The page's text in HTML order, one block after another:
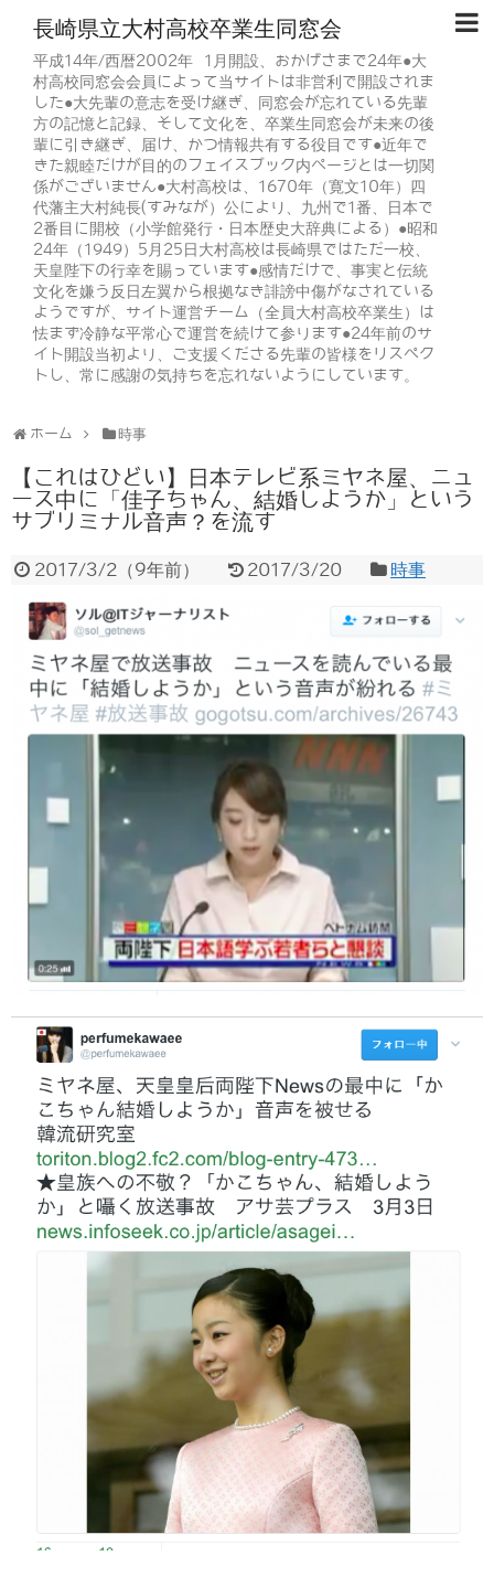
長崎県立大村高校卒業生同窓会
平成14年/西暦2002年 1月開設、おかげさまで24年●大
村高校同窓会会員によって当サイトは非営利で開設されま
した●大先輩の意志を受け継ぎ、同窓会が忘れている先輩
方の記憶と記録、そして文化を、卒業生同窓会が未来の後
輩に引き継ぎ、届け、かつ情報共有する役目です●近年で
きた親睦だけが目的のフェイスブック内ページとは一切関
係がございません●大村高校は、1670年（寛文10年）四
代藩主大村純長(すみなが）公により、九州で1番、日本で
2番目に開校（小学館発行・日本歴史大辞典による）●昭和
24年（1949）5月25日大村高校は長崎県ではただ一校、
天皇陛下の行幸を賜っています●感情だけで、事実と伝統
文化を嫌う反日左翼から根拠なき誹謗中傷がなされている
ようですが、サイト運営チーム（全員大村高校卒業生）は
怯まず冷静な平常心で運営を続けて参ります●24年前のサ
イト開設当初より、ご支援くださる先輩の皆様をリスペク
トし、常に感謝の気持ちを忘れないようにしています。
ホーム 時事
【これはひどい】日本テレビ系ミヤネ屋、ニュ
ース中に「佳子ちゃん、結婚しようか」という
サブリミナル音声？を流す
2017/3/2（9年前） 2017/3/20 時事